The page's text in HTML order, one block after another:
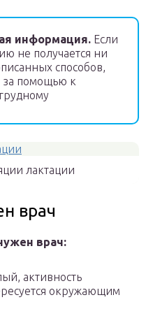
информация. Если
не получается ни
способов,
за помощью к
лактации
врач
врач:
активность
окружающим